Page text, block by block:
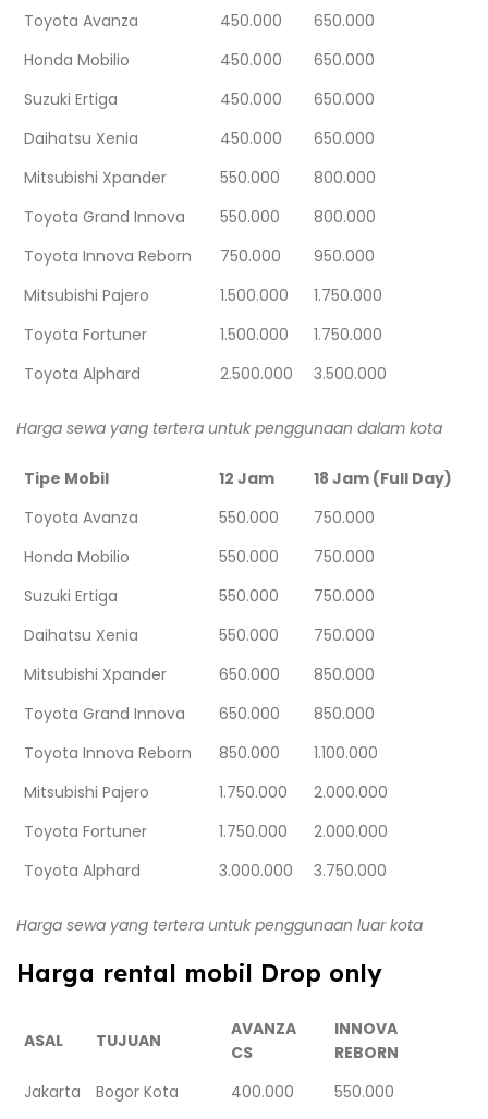
Toyota Avanza 450.000
650.000
Honda Mobilio
450.000
650.000
Suzuki Ertiga
450.000
650.000
Daihatsu Xenia
450.000
650.000
Mitsubishi Xpander
550.000
800.000
Toyota Grand Innova
550.000
800.000
Toyota Innova Reborn
750.000
950.000
Mitsubishi Pajero
1.500.000
1.750.000
Toyota Fortuner
1.500.000
1.750.000
Toyota Alphard
2.500.000 3.500.000
Harga sewa yang tertera untuk penggunaan dalam kota
Tipe Mobil 12 Jam
18 Jam (Full Day)
Toyota Avanza
550.000
750.000
Honda Mobilio
550.000
750.000
Suzuki Ertiga
550.000
750.000
Daihatsu Xenia
550.000
750.000
Mitsubishi Xpander
650.000
850.000
Toyota Grand Innova
650.000
850.000
Toyota Innova Reborn
850.000
1.100.000
Mitsubishi Pajero
1.750.000
2.000.000
Toyota Fortuner
1.750.000
2.000.000
Toyota Alphard
3.000.000 3.750.000
Harga sewa yang tertera untuk penggunaan luar kota
Harga rental mobil Drop only
ASAL TUJUAN
AVANZA
CS
INNOVA
REBORN
Jakarta
Bogor Kota 400.000
550.000